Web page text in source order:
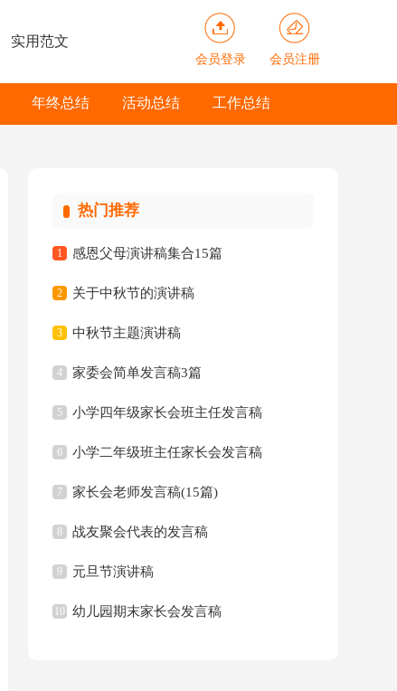
实用范文
会员登录 会员注册
工作总结
活动总结
年终总结
热门推荐
1 感恩父母演讲稿集合15篇
2 关于中秋节的演讲稿
3 中秋节主题演讲稿
4 家委会简单发言稿3篇
5 小学四年级家长会班主任发言稿
6 小学二年级班主任家长会发言稿
7 家长会老师发言稿(15篇)
8 战友聚会代表的发言稿
9 元旦节演讲稿
10 幼儿园期末家长会发言稿